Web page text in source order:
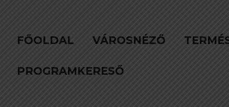
FŐOLDAL VÁROSNÉZŐ
PROGRAMKERESŐ